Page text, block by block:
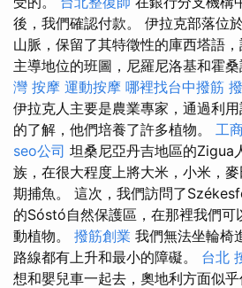
後，我們確認付款。 伊拉克部落位
山脈，保留了其特徵性的庫西塔語
主導地位的班圖，尼羅尼洛基和霍桑
灣 按摩 運動按摩 哪裡找台中撥筋
伊拉克人主要是農業專家，通過利
的了解，他們培養了許多植物。 工
seo公司 坦桑尼亞丹吉地區的Zigua
族，在很大程度上將大米，小米，
期捕魚。 這次，我們訪問了
的Sóstó自然保護區，在那裡我們可
動植物。 撥筋創業 我們無法坐輪椅
路線都有上升和最小的障礙。 台北
想和嬰兒車一起去，奧地利方面似